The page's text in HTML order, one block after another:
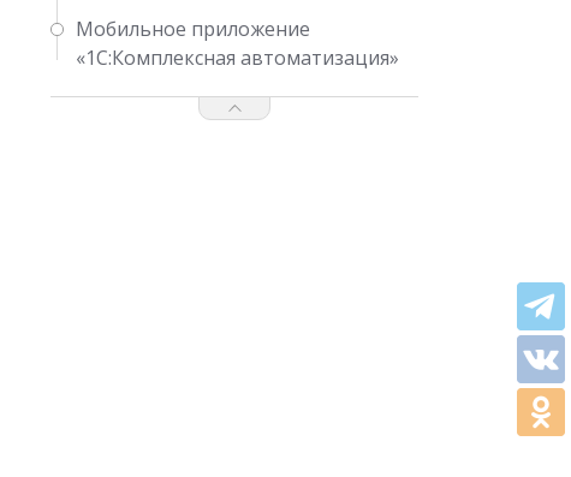
Мобильное приложение
«1С:Комплексная автоматизация»